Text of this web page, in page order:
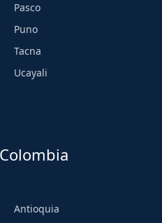
Pasco
Puno
Tacna
Ucayali
Antioquia